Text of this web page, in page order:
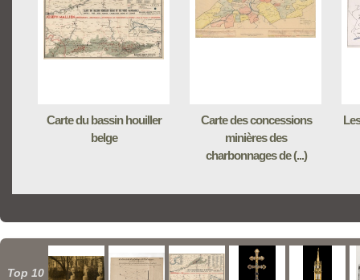
Carte du bassin houiller
belge
Carte des concessions
minières des
charbonnages de (...)
Top 10